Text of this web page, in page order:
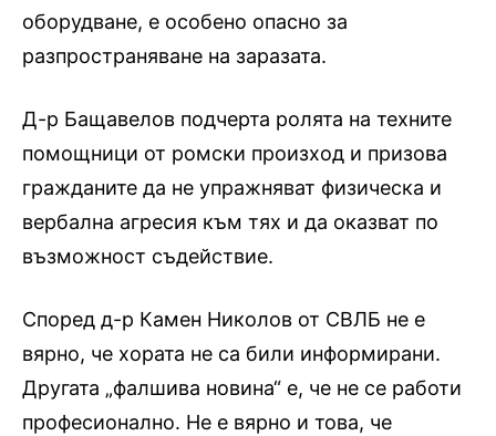
оборудване, е особено опасно за
разпространяване на заразата.
Д-р Бащавелов подчерта ролята на техните
помощници от ромски произход и призова
гражданите да не упражняват физическа и
вербална агресия към тях и да оказват по
възможност съдействие.
Според д-р Камен Николов от СВЛБ не е
вярно, че хората не са били информирани.
Другата „фалшива новина“ е, че не се работи
професионално. Не е вярно и това, че